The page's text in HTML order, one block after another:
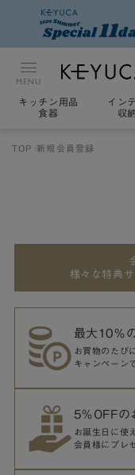
MENU
キッチン用品
食器
イン
収
TOP 新規会員登録
様々な特典
最大10％
お買物のたび
キャンペーン
5％OFFの
お誕生日に使
会員様にプレ